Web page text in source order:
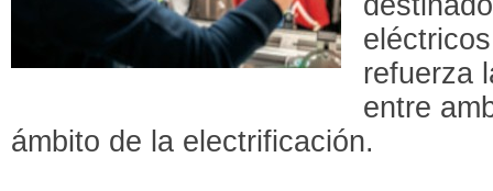
refuerza
entre
ámbito de la electrificación.